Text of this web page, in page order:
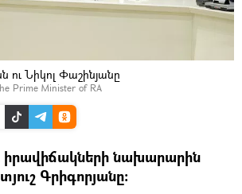
ու Նիկոլ Փաշինյանը
Prime Minister of RA
նախարարին
Գրիգորյանը։